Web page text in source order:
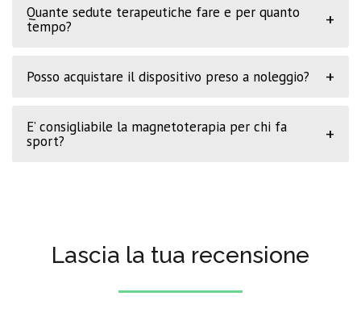
Quante sedute terapeutiche fare e per quanto
tempo?
+
Posso acquistare il dispositivo preso a noleggio? +
E’ consigliabile la magnetoterapia per chi fa
sport?
+
Lascia la tua recensione